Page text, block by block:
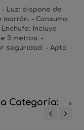
- Luz: dispone de
- Consumo:
Incluye
3 metros. -
seguridad. - Apto
Categoría: